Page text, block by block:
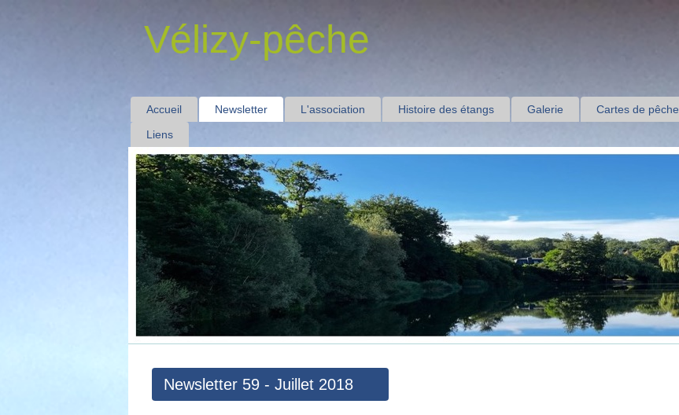
Vélizy-pêche
Accueil Newsletter L'association Histoire des étangs Galerie Cartes de pêche
Liens
Newsletter 59 - Juillet 2018